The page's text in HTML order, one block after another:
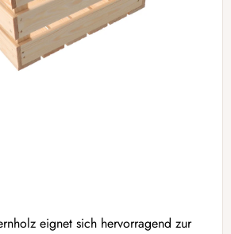
eignet sich hervorragend zur